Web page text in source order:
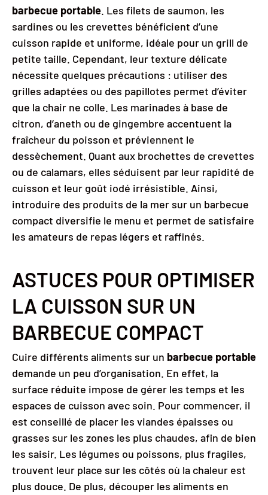
barbecue portable. Les filets de saumon, les
sardines ou les crevettes bénéficient d’une
cuisson rapide et uniforme, idéale pour un grill de
petite taille. Cependant, leur texture délicate
nécessite quelques précautions : utiliser des
grilles adaptées ou des papillotes permet d’éviter
que la chair ne colle. Les marinades à base de
citron, d’aneth ou de gingembre accentuent la
fraîcheur du poisson et préviennent le
dessèchement. Quant aux brochettes de crevettes
ou de calamars, elles séduisent par leur rapidité de
cuisson et leur goût iodé irrésistible. Ainsi,
introduire des produits de la mer sur un barbecue
compact diversifie le menu et permet de satisfaire
les amateurs de repas légers et raffinés.
ASTUCES POUR OPTIMISER
LA CUISSON SUR UN
BARBECUE COMPACT
Cuire différents aliments sur un barbecue portable
demande un peu d’organisation. En effet, la
surface réduite impose de gérer les temps et les
espaces de cuisson avec soin. Pour commencer, il
est conseillé de placer les viandes épaisses ou
grasses sur les zones les plus chaudes, afin de bien
les saisir. Les légumes ou poissons, plus fragiles,
trouvent leur place sur les côtés où la chaleur est
plus douce. De plus, découper les aliments en